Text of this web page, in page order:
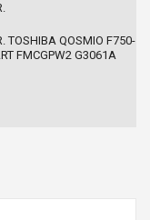
TOSHIBA QOSMIO F750-
FMCGPW2 G3061A